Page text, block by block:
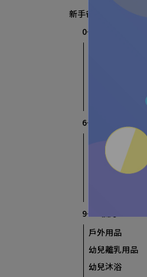
新手爸媽攻略
0~3個月
新生兒衣物清洗
6~9個月
戶外用品
嬰兒哺育用品
嬰兒沐浴
9~12個月
戶外用品
幼兒離乳用品
幼兒沐浴